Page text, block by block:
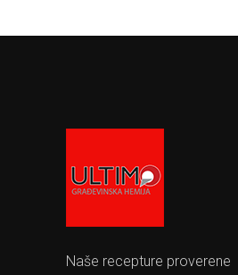
Naše recepture proverene